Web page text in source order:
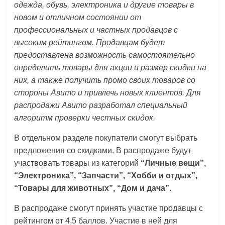
логистике,
технологиях,
соцсетях.
Нам
важно,
как
знать
как
Сеть
меняет
людей
обсудить
эти
изменения
читателем.
одежда, обувь, электроника и другие товары в
новом и отличном состоянии от
профессиональных и частных продавцов с
высоким рейтингом. Продавцам будет
предоставлена возможность самостоятельно
определить товары для акции и размер скидки на
них, а также получить промо своих товаров со
стороны Авито и привлечь новых клиентов. Для
распродажи Авито разработалспециальный
алгоритм проверки честных скидок.
В отдельном разделе покупатели смогут выбрать
предложения со скидками. В распродаже будут
участвовать товары из категорий “Личные вещи”,
“Электроника”, “Запчасти”, “Хобби и отдых”,
“Товары для животных”, “Дом и дача”.
В распродаже смогут принять участие продавцы с
рейтингом от 4,5 баллов. Участие в ней для